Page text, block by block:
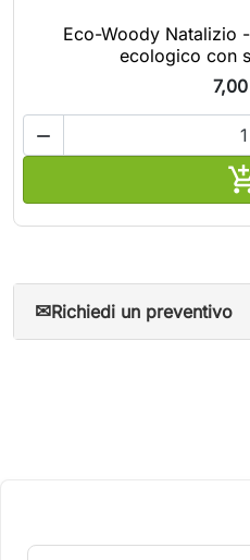
Eco-Woody Natalizio
ecologico con

✉Richiedi un preventivo